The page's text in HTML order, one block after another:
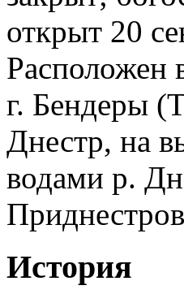
открыт 20
Расположен
г. Бендеры
Днестр, на
водами р.
История